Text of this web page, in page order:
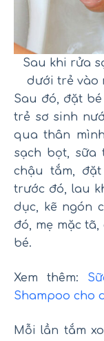
Sau khi rửa
dưới trẻ vào
Sau đó, đặt
trẻ sơ sinh
qua thân
sạch bọt, sữa
chậu tắm,
trước đó, lau
dục, kẽ ngón
đó, mẹ mặc
bé.
Xem thêm:
Shampoo cho
Mỗi lần tắm